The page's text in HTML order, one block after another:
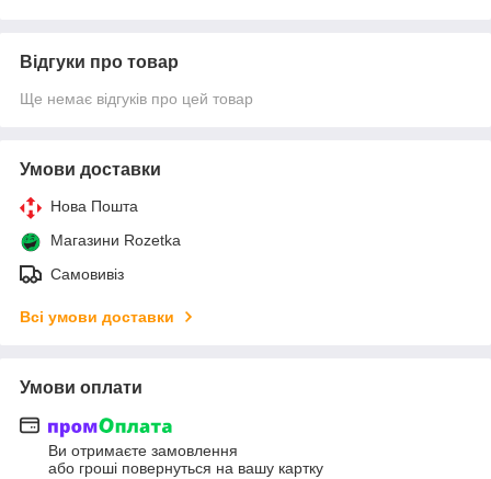
Відгуки про товар
Ще немає відгуків про цей товар
Умови доставки
Нова Пошта
Магазини Rozetka
Самовивіз
Всі умови доставки
Умови оплати
Ви отримаєте замовлення
або гроші повернуться на вашу картку